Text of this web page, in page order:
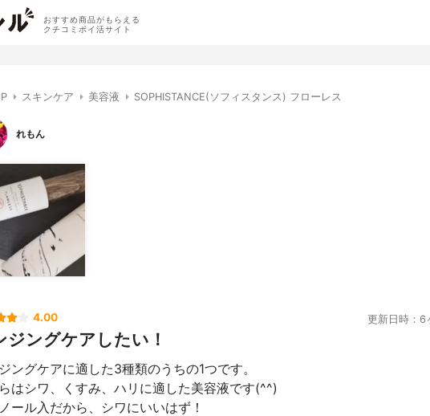
おすすめ商品がもらえる
クチコミポイ活サイト
スキンケア 美容液 SOPHISTANCE(ソフィスタンス) フローレス
れもん
4.00 更新日時：6
ジングケアしたい！
ングケアに適した3種類のうちの1つです。
はシワ、くすみ、ハリに適した美容液です(^^)
ール入だから、シワにいいはず！